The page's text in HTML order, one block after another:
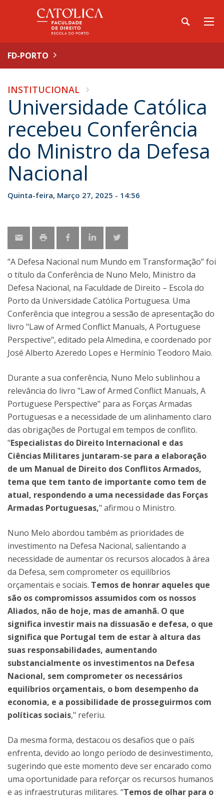
FD-PORTO
INSTITUCIONAL
Universidade Católica
recebeu Conferência
do Ministro da Defesa
Nacional
Quinta-feira, Março 27, 2025 - 14:56
“A Defesa Nacional num Mundo em Transformação” foi
o título da Conferência de Nuno Melo, Ministro da
Defesa Nacional, na Faculdade de Direito – Escola do
Porto da Universidade Católica Portuguesa. Uma
Conferência que integrou a sessão de apresentação do
livro "Law of Armed Conflict Manuals, A Portuguese
Perspective", editado pela Almedina, e coordenado por
José Alberto Azeredo Lopes e Hermínio Teodoro Maio.
Durante a sua conferência, Nuno Melo sublinhou a
relevância do livro "Law of Armed Conflict Manuals, A
Portuguese Perspective" para as Forças Armadas
Portuguesas e a necessidade de um alinhamento claro
das obrigações de Portugal em tempos de conflito.
"Especialistas do Direito Internacional e das
Ciências Militares juntaram-se para a elaboração
de um Manual de Direito dos Conflitos Armados,
tema que tem tanto de importante como tem de
atual, respondendo a uma necessidade das Forças
Armadas Portuguesas," afirmou o Ministro.
Nuno Melo abordou também as prioridades de
investimento na Defesa Nacional, salientando a
necessidade de aumentar os recursos alocados à área
da Defesa, sem comprometer os equilíbrios
orçamentais e sociais. Temos de honrar aqueles que
são os compromissos assumidos com os nossos
Aliados, não de hoje, mas de amanhã. O que
significa investir mais na dissuasão e defesa, o que
significa que Portugal tem de estar à altura das
suas responsabilidades, aumentando
substancialmente os investimentos na Defesa
Nacional, sem comprometer os necessários
equilíbrios orçamentais, o bom desempenho da
economia, e a possibilidade de prosseguirmos com
políticas sociais," referiu.
Da mesma forma, destacou os desafios que o país
enfrenta, devido ao longo período de desinvestimento,
sugerindo que este momento deve ser encarado como
uma oportunidade para reforçar os recursos humanos
e as infraestruturas militares. “Temos de olhar para o